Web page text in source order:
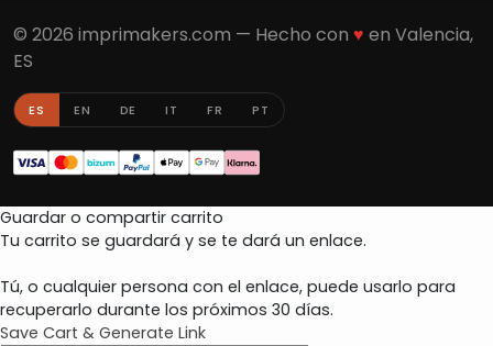
© 2026 imprimakers.com — Hecho con ♥ en Valencia,
ES
ES EN DE IT FR PT
Guardar o compartir carrito
Tu carrito se guardará y se te dará un enlace.
Tú, o cualquier persona con el enlace, puede usarlo para
recuperarlo durante los próximos 30 días.
Save Cart & Generate Link